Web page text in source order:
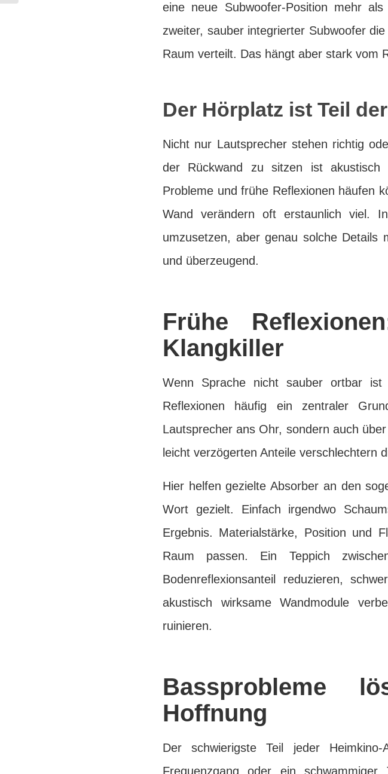
eine neue Subwoofer-Position mehr als
zweiter, sauber integrierter Subwoofer
Raum verteilt. Das hängt aber stark vom
Der Hörplatz ist Teil
Nicht nur Lautsprecher stehen richtig
der Rückwand zu sitzen ist
Probleme und frühe Reflexionen häufen
Wand verändern oft erstaunlich viel.
umzusetzen, aber genau solche Details
und überzeugend.
Frühe
Klangkiller
Wenn Sprache nicht sauber ortbar
Reflexionen häufig ein zentraler
Lautsprecher ans Ohr, sondern auch
leicht verzögerten Anteile verschlechtern
Hier helfen gezielte Absorber an den
Wort gezielt. Einfach irgendwo
Ergebnis. Materialstärke, Position und
Raum passen. Ein Teppich
Bodenreflexionsanteil reduzieren,
akustisch wirksame Wandmodule
ruinieren.
Bassprobleme
Hoffnung
Der schwierigste Teil jeder
Frequenzgang oder ein